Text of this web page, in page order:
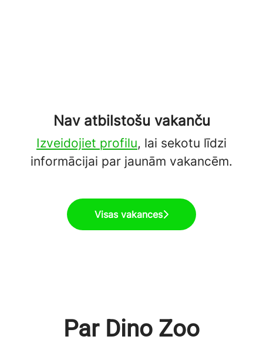
Nav atbilstošu vakanču
Izveidojiet profilu, lai sekotu līdzi
informācijai par jaunām vakancēm.
Visas vakances
Par Dino Zoo